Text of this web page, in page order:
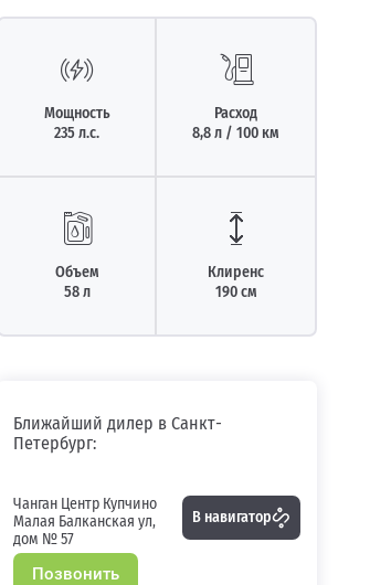
Мощность
235 л.с.
Расход
8,8 л / 100 км
Объем
58 л
Клиренс
190 см
Ближайший дилер в Санкт-
Петербург:
Чанган Центр Купчино
Малая Балканская ул,
дом № 57
Позвонить
В навигатор